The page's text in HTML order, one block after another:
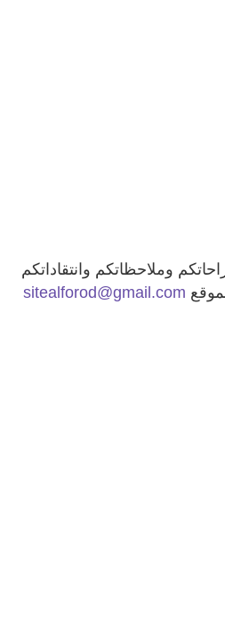
وملاحظاتكم وانتقاداتكم
sitealforod@gmail.com